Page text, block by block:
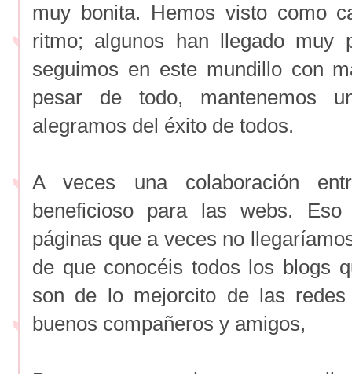
muy bonita. Hemos visto como
ritmo; algunos han llegado muy
seguimos en este mundillo con
pesar de todo, mantenemos
alegramos del éxito de todos.
A veces una colaboración
beneficioso para las webs.
páginas que a veces no
de que conocéis todos los blogs
son de lo mejorcito de las
buenos compañeros y amigos,